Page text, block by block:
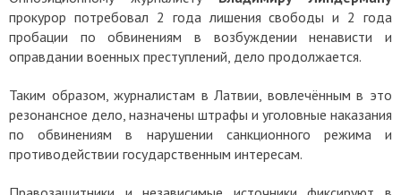
прокурор потребовал 2 года лишения свободы и 2 года
пробации по обвинениям в возбуждении ненависти и
оправдании военных преступлений, дело продолжается.
Таким образом, журналистам в Латвии, вовлечённым в это
резонансное дело, назначены штрафы и уголовные наказания
по обвинениям в нарушении санкционного режима и
противодействии государственным интересам.